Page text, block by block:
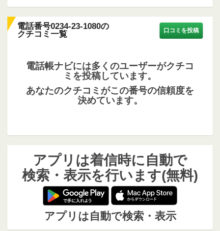
電話番号0234-23-1080の
クチコミ一覧
口コミを投稿
電話帳ナビには多くのユーザーがクチコ
ミを投稿しています。
あなたのクチコミがこの番号の信頼度を
決めています。
アプリは着信時に自動で
検索・表示を行います(無料)
アプリは自動で検索・表示